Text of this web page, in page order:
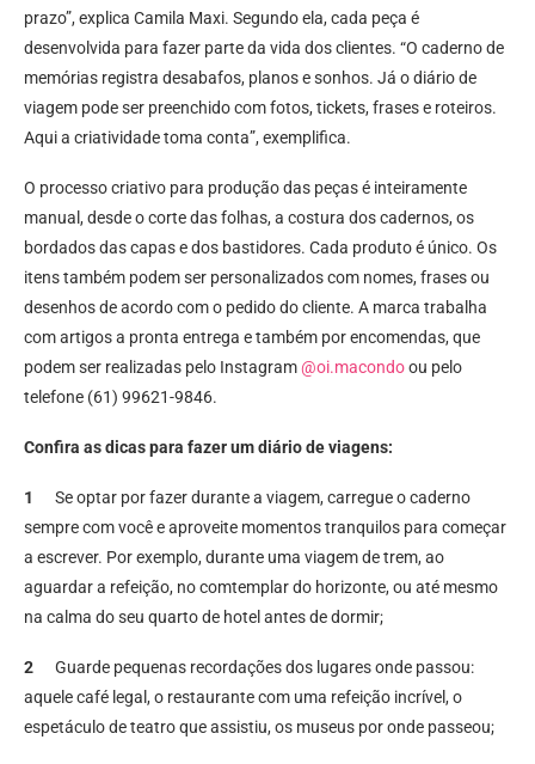
prazo”, explica Camila Maxi. Segundo ela, cada peça é
desenvolvida para fazer parte da vida dos clientes. “O caderno de
memórias registra desabafos, planos e sonhos. Já o diário de
viagem pode ser preenchido com fotos, tickets, frases e roteiros.
Aqui a criatividade toma conta”, exemplifica.
O processo criativo para produção das peças é inteiramente
manual, desde o corte das folhas, a costura dos cadernos, os
bordados das capas e dos bastidores. Cada produto é único. Os
itens também podem ser personalizados com nomes, frases ou
desenhos de acordo com o pedido do cliente. A marca trabalha
com artigos a pronta entrega e também por encomendas, que
podem ser realizadas pelo Instagram@oi.macondoou pelo
telefone (61) 99621-9846.
Confira as dicas para fazer um diário de viagens:
1 Se optar por fazer durante a viagem, carregue o caderno
sempre com você e aproveite momentos tranquilos para começar
a escrever. Por exemplo, durante uma viagem de trem, ao
aguardar a refeição, no comtemplar do horizonte, ou até mesmo
na calma do seu quarto de hotel antes de dormir;
2 Guarde pequenas recordações dos lugares onde passou:
aquele café legal, o restaurante com uma refeição incrível, o
espetáculo de teatro que assistiu, os museus por onde passeou;